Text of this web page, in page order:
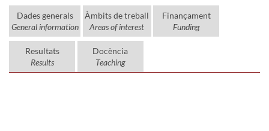
Dades generals
General information
Àmbits de treball
Areas of interest
Finançament
Funding
Resultats
Results
Docència
Teaching